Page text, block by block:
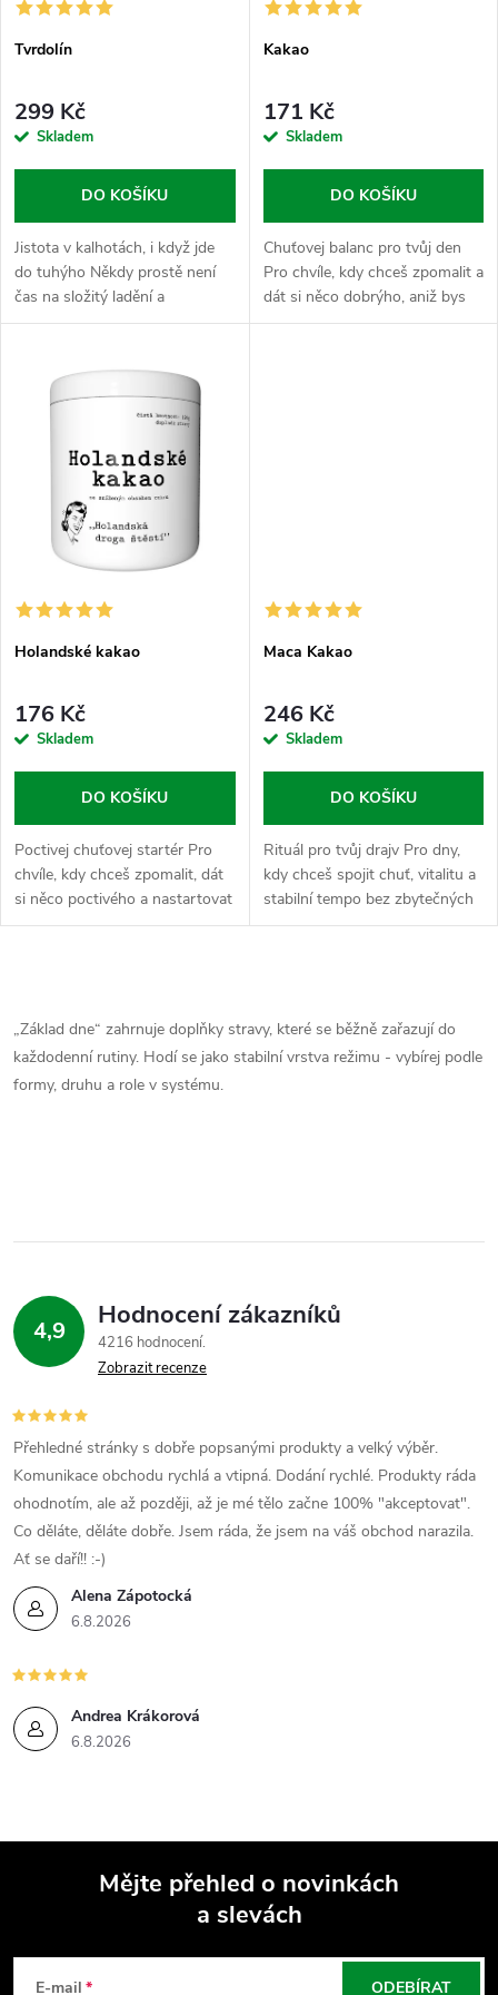
r
o
d
u
k
t
p
o
u
k
Tvrdolín
299 Kč
Skladem
DO KOŠÍKU
Jistota v kalhotách, i když jde
do tuhýho Někdy prostě není
čas na složitý ladění a
vysvětlování. Potřebuješ, aby
a tvůj drajv tě nenechal ve...
Kakao
171 Kč
Skladem
DO KOŠÍKU
Chuťovej balanc pro tvůj den
Pro chvíle, kdy chceš zpomalit a
dát si něco dobrýho, aniž bys
totálně rozhodil svůj denní
Holandské kakao
176 Kč
Skladem
DO KOŠÍKU
Poctivej chuťovej startér Pro
chvíle, kdy chceš zpomalit, dát
si něco poctivého a nastartovat
den vlastním tempem bez
Maca Kakao
246 Kč
Skladem
DO KOŠÍKU
Rituál pro tvůj drajv Pro dny,
kdy chceš spojit chuť, vitalitu a
stabilní tempo bez zbytečných
extrémů. Maca Kakao je v
v
l
í
p
v
k
y
v
ý
p
i
s
„Základ dne“ zahrnuje doplňky stravy, které se běžně zařazují do
každodenní rutiny. Hodí se jako stabilní vrstva režimu - vybírej podle
formy, druhu a role v systému.
4,9 Hodnocení zákazníků
4216 hodnocení
Zobrazit recenze
Alena Zápotocká
6.8.2026
Přehledné stránky s dobře popsanými produkty a velký výběr.
Komunikace obchodu rychlá a vtipná. Dodání rychlé. Produkty ráda
ohodnotím, ale až později, až je mé tělo začne 100% "akceptovat".
Co děláte, děláte dobře. Jsem ráda, že jsem na váš obchod narazila.
Ať se daří!! :-)
Andrea Krákorová
6.8.2026
Mějte přehled o novinkách
a slevách
E-mail ODEBÍRAT